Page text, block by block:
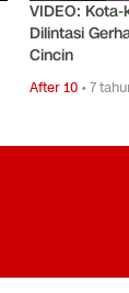
VIDEO:
Dilintasi
Cincin
After 10 •7